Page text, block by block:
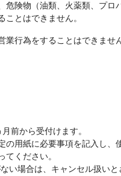
危険物（油類、火薬類、プロ
ことはできません。
業行為をすることはできません
前から受付けます。
の用紙に必要事項を記入し、
てください。
い場合は、キャンセル扱い